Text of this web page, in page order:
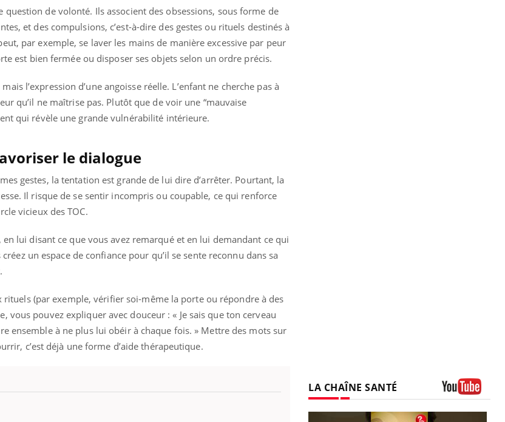
question de volonté. Ils associent des obsessions, sous forme de
et des compulsions, c’est-à-dire des gestes ou rituels destinés à
par exemple, se laver les mains de manière excessive par peur
est bien fermée ou disposer ses objets selon un ordre précis.
l’expression d’une angoisse réelle. L’enfant ne cherche pas à
qu’il ne maîtrise pas. Plutôt que de voir une “mauvaise
qui révèle une grande vulnérabilité intérieure.
le dialogue
gestes, la tentation est grande de lui dire d’arrêter. Pourtant, la
Il risque de se sentir incompris ou coupable, ce qui renforce
vicieux des TOC.
lui disant ce que vous avez remarqué et en lui demandant ce qui
un espace de confiance pour qu’il se sente reconnu dans sa
(par exemple, vérifier soi-même la porte ou répondre à des
vous pouvez expliquer avec douceur : « Je sais que ton cerveau
ensemble à ne plus lui obéir à chaque fois. » Mettre des mots sur
c’est déjà une forme d’aide thérapeutique.
LA CHAÎNE SANTÉ